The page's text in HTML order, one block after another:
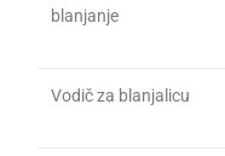
blanjanje
Vodič za blanjalicu